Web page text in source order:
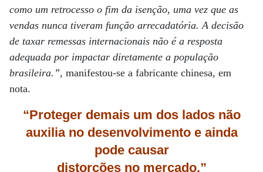
como um retrocesso o fim da isenção, uma vez que as
vendas nunca tiveram função arrecadatória. A decisão
de taxar remessas internacionais não é a resposta
adequada por impactar diretamente a população
brasileira.”, manifestou-se a fabricante chinesa, em
nota.
“Proteger demais um dos lados não
auxilia no desenvolvimento e ainda
pode causar
distorções no mercado.”